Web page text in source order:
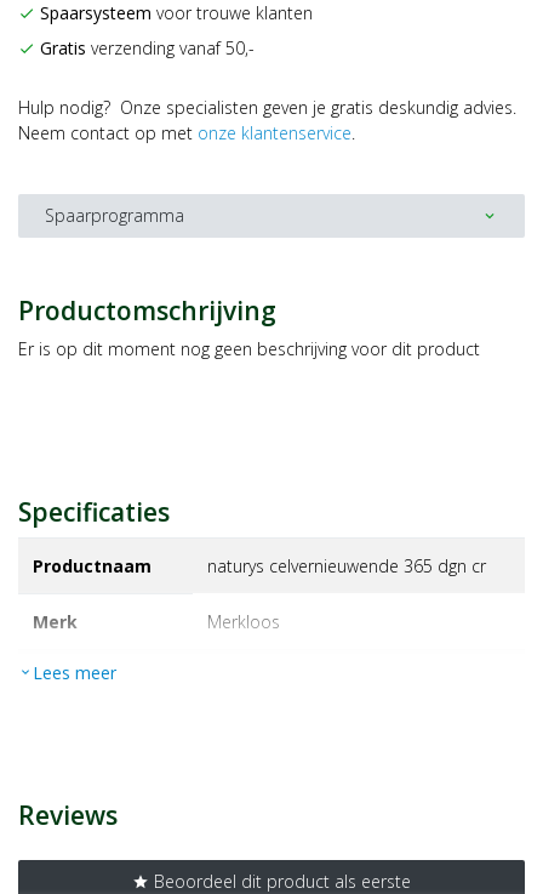
check Spaarsysteem voor trouwe klanten
check Gratis verzending vanaf 50,-
Hulp nodig? Onze specialisten geven je gratis deskundig advies.
Neem contact op met onze klantenservice.
Spaarprogramma expand_more
Productomschrijving
Er is op dit moment nog geen beschrijving voor dit product
Specificaties
Productnaam naturys celvernieuwende 365 dgn cr
Merk merkloos
EAN
expand_more Lees meer
Reviews
star Beoordeel dit product als eerste